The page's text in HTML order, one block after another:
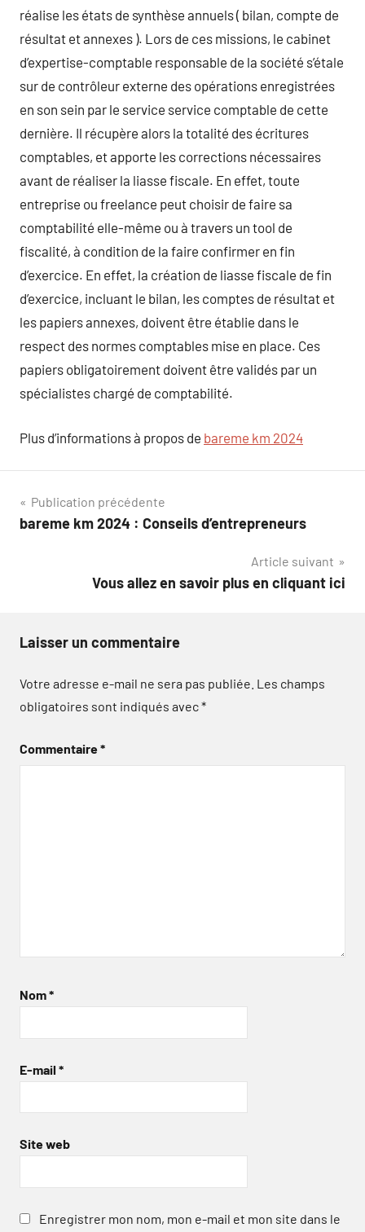
réalise les états de synthèse annuels ( bilan, compte de
résultat et annexes ). Lors de ces missions, le cabinet
d’expertise-comptable responsable de la société s’étale
sur de contrôleur externe des opérations enregistrées
en son sein par le service service comptable de cette
dernière. Il récupère alors la totalité des écritures
comptables, et apporte les corrections nécessaires
avant de réaliser la liasse fiscale. En effet, toute
entreprise ou freelance peut choisir de faire sa
comptabilité elle-même ou à travers un tool de
fiscalité, à condition de la faire confirmer en fin
d’exercice. En effet, la création de liasse fiscale de fin
d’exercice, incluant le bilan, les comptes de résultat et
les papiers annexes, doivent être établie dans le
respect des normes comptables mise en place. Ces
papiers obligatoirement doivent être validés par un
spécialistes chargé de comptabilité.
Plus d’informations à propos de bareme km 2024
Navigation
de
Publication précédente
bareme km 2024 : Conseils d’entrepreneurs
Article suivant
Vous allez en savoir plus en cliquant ici
Laisser un commentaire
Votre adresse e-mail ne sera pas publiée. Les champs
obligatoires sont indiqués avec*
Commentaire*
Nom*
E-mail *
Site web
Enregistrer mon nom, mon e-mail et mon site dans le